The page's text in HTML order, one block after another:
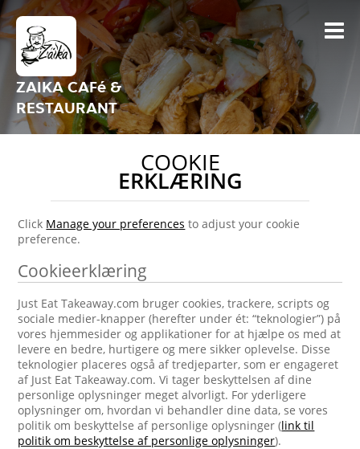
ZAIKA CAFé &
RESTAURANT
COOKIE
ERKLÆRING
Click Manage your preferences to adjust your cookie
preference.
Cookieerklæring
Just Eat Takeaway.com bruger cookies, trackere, scripts og
sociale medier-knapper (herefter under ét: “teknologier”) på
vores hjemmesider og applikationer for at hjælpe os med at
levere en bedre, hurtigere og mere sikker oplevelse. Disse
teknologier placeres også af tredjeparter, som er engageret
af Just Eat Takeaway.com. Vi tager beskyttelsen af dine
personlige oplysninger meget alvorligt. For yderligere
oplysninger om, hvordan vi behandler dine data, se vores
politik om beskyttelse af personlige oplysninger (link til
politik om beskyttelse af personlige oplysninger).